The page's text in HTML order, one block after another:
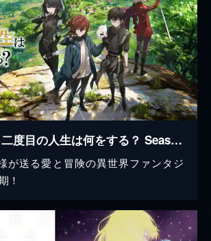
最強の王様、二度目の人生は何をする？ Season 2
が送る愛と冒険の異世界ファンタジ
！